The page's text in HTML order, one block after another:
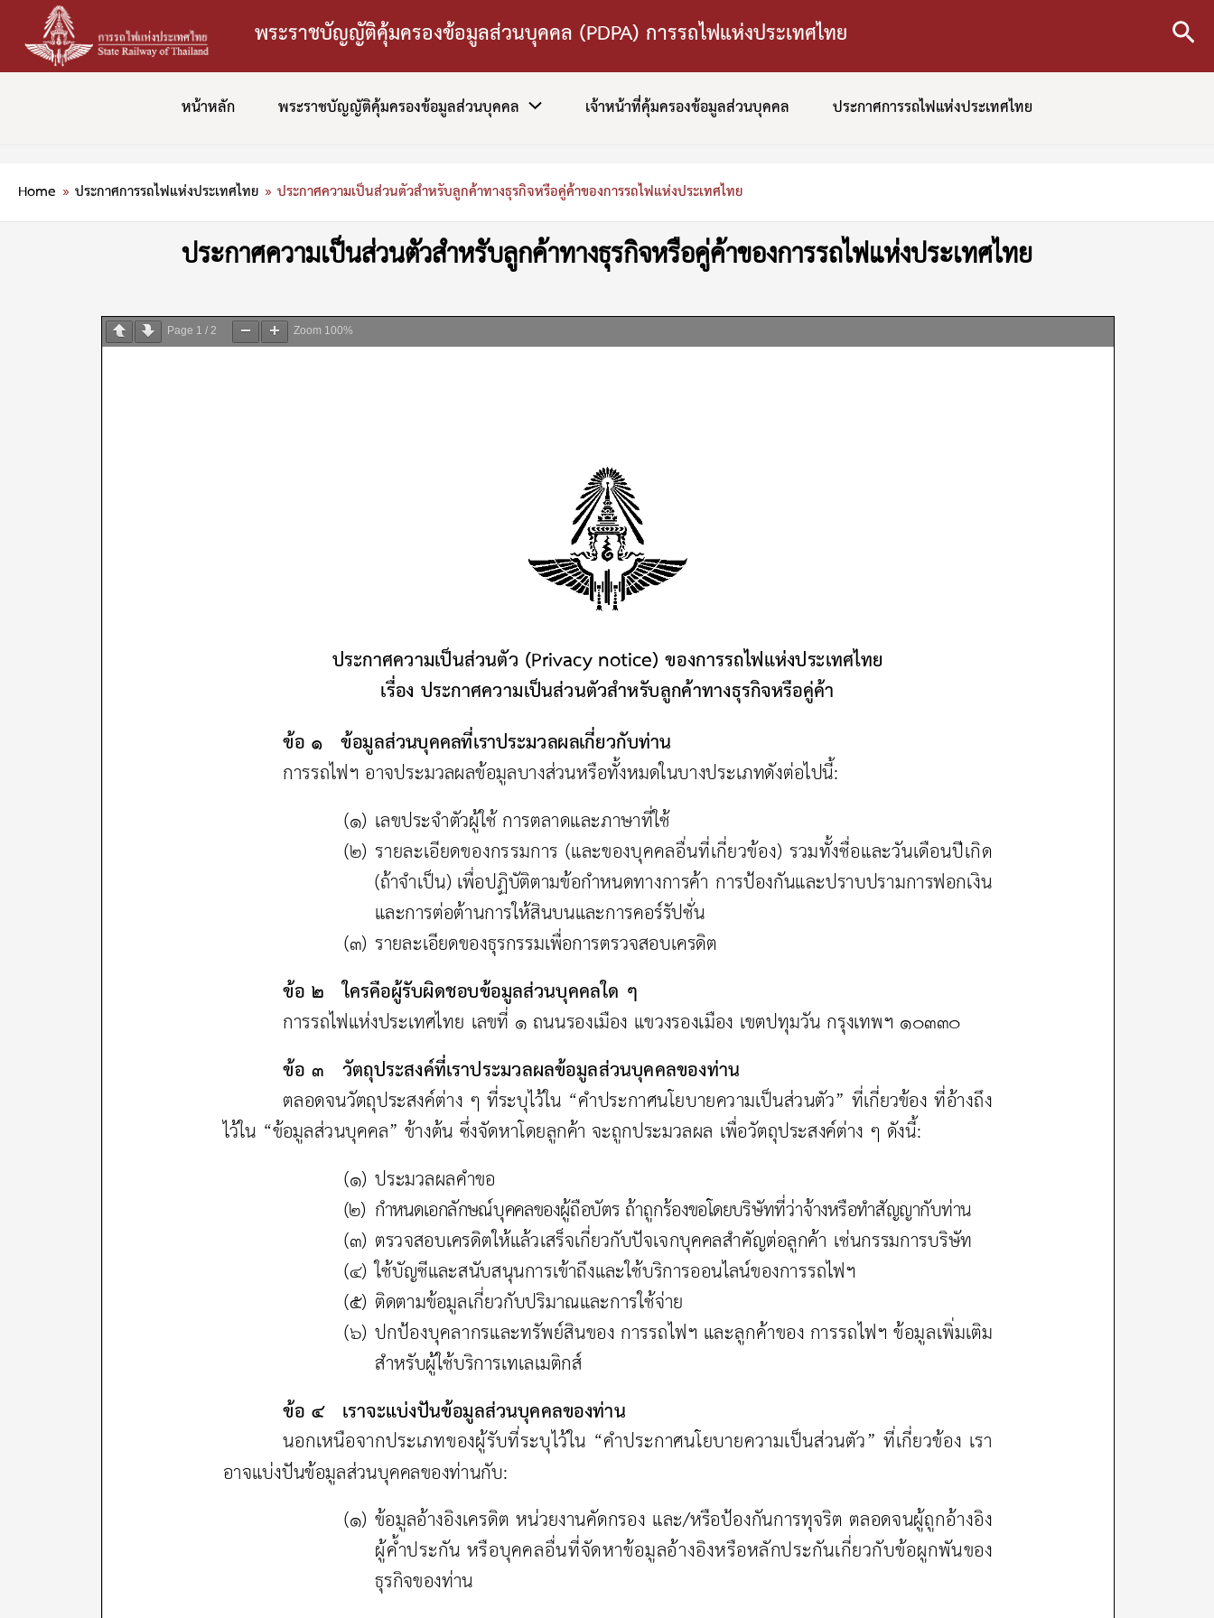
content
พระราชบัญญัติคุ้มครองข้อมูลส่วนบุคคล (PDPA) การรถไฟแห่งประเทศไทย
หน้าหลัก พระราชบัญญัติคุ้มครองข้อมูลส่วนบุคคล เจ้าหน้าที่คุ้มครองข้อมูลส่วนบุคคล ประกาศการรถไฟแห่งประเทศไทย
Home ประกาศการรถไฟแห่งประเทศไทย ประกาศความเป็นส่วนตัวสำหรับลูกค้าทางธุรกิจหรือคู่ค้าของการรถไฟแห่งประเทศไทย
ประกาศความเป็นส่วนตัวสำหรับลูกค้าทางธุรกิจหรือคู่ค้าของการรถไฟแห่งประเทศไทย
Page 1 / 2 Zoom 100%